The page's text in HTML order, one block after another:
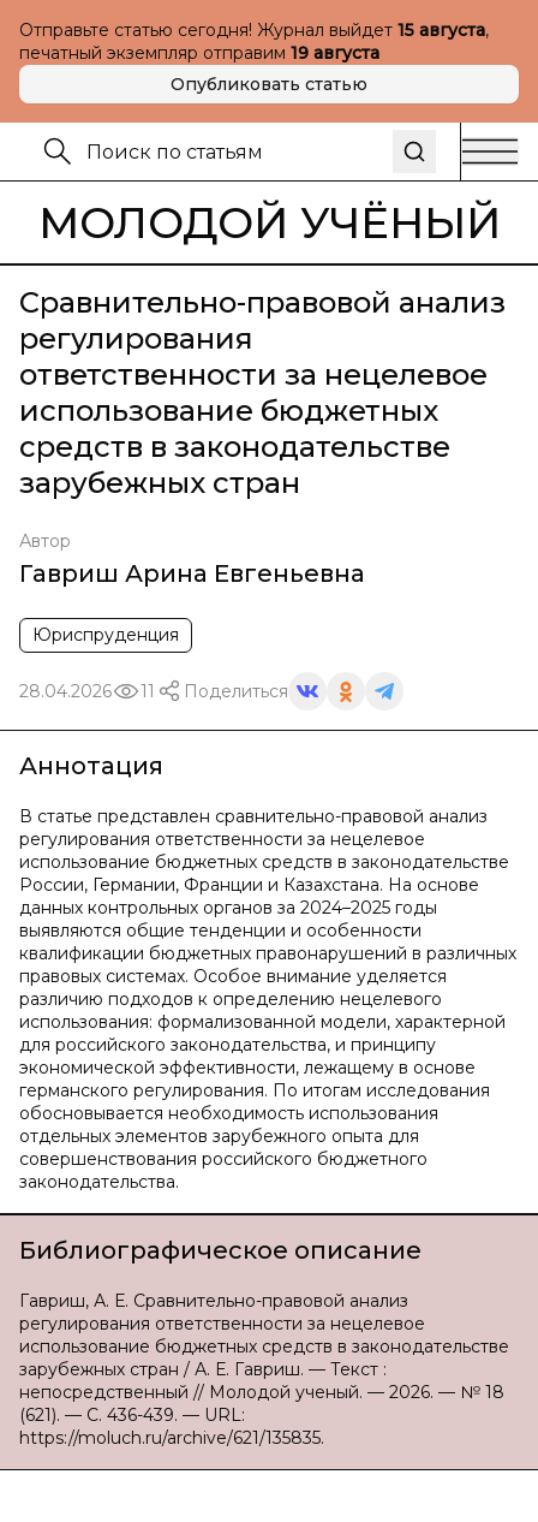
Отправьте статью сегодня! Журнал выйдет 15 августа,
печатный экземпляр отправим 19 августа
Опубликовать статью
МОЛОДОЙ УЧЁНЫЙ
Сравнительно-правовой анализ
регулирования
ответственности за нецелевое
использование бюджетных
средств в законодательстве
зарубежных стран
Автор
Гавриш Арина Евгеньевна
Юриспруденция
28.04.2026 11 Поделиться
Аннотация
В статье представлен сравнительно-правовой анализ
регулирования ответственности за нецелевое
использование бюджетных средств в законодательстве
России, Германии, Франции и Казахстана. На основе
данных контрольных органов за 2024–2025 годы
выявляются общие тенденции и особенности
квалификации бюджетных правонарушений в различных
правовых системах. Особое внимание уделяется
различию подходов к определению нецелевого
использования: формализованной модели, характерной
для российского законодательства, и принципу
экономической эффективности, лежащему в основе
германского регулирования. По итогам исследования
обосновывается необходимость использования
отдельных элементов зарубежного опыта для
совершенствования российского бюджетного
законодательства.
Библиографическое описание
Гавриш, А. Е. Сравнительно-правовой анализ
регулирования ответственности за нецелевое
использование бюджетных средств в законодательстве
зарубежных стран / А. Е. Гавриш. — Текст :
непосредственный // Молодой ученый. — 2026. — № 18
(621). — С. 436-439. — URL:
https://moluch.ru/archive/621/135835.